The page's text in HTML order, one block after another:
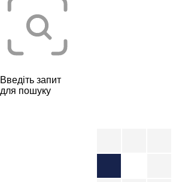
Введіть запит
для пошуку